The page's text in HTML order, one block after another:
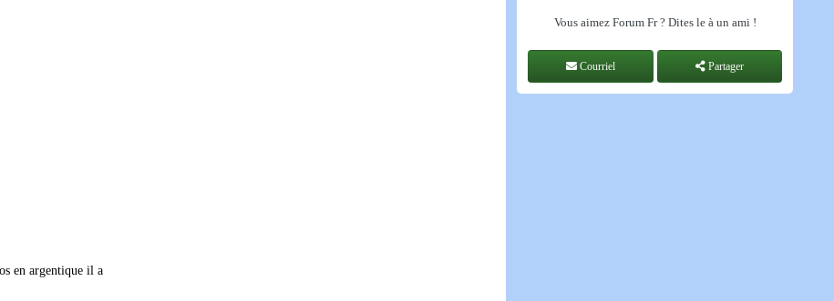
en argentique il a
Vous aimez Forum Fr ? Dites le à un ami !
Courriel Partager